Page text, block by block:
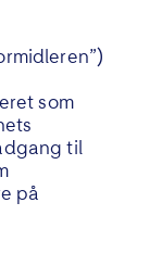
som
til
på